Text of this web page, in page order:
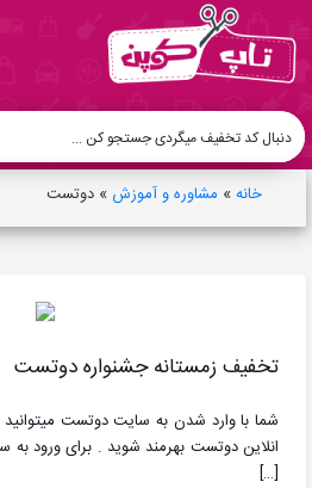
خانه» مشاوره و آموزش » دوتست
تخفیف زمستانه جشنواره دوتست
شما با وارد شدن به سایت دوتست میتوانید
انلاین دوتست بهرمند شوید . برای ورود
[…]